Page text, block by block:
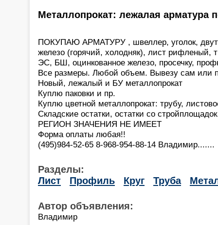
Металлопрокат: лежалая арматура
ПОКУПАЮ АРМАТУРУ , швеллер, уголок,
железо (горячий, холодняк), лист рифленый,
ЭС, БШ, оцинкованное железо, просечку,
Все размеры. Любой объем. Вывезу сам или
Новый, лежалый и БУ металлопрокат
Куплю паковки и пр.
Куплю цветной металлопрокат: трубу,
Складские остатки, остатки со
РЕГИОН ЗНАЧЕНИЯ НЕ ИМЕЕТ
Форма оплаты любая!!
(495)984-52-65 8-968-954-88-14 Владимир.......
Разделы:
Лист
Профиль Круг Труба
Автор объявления:
Владимир